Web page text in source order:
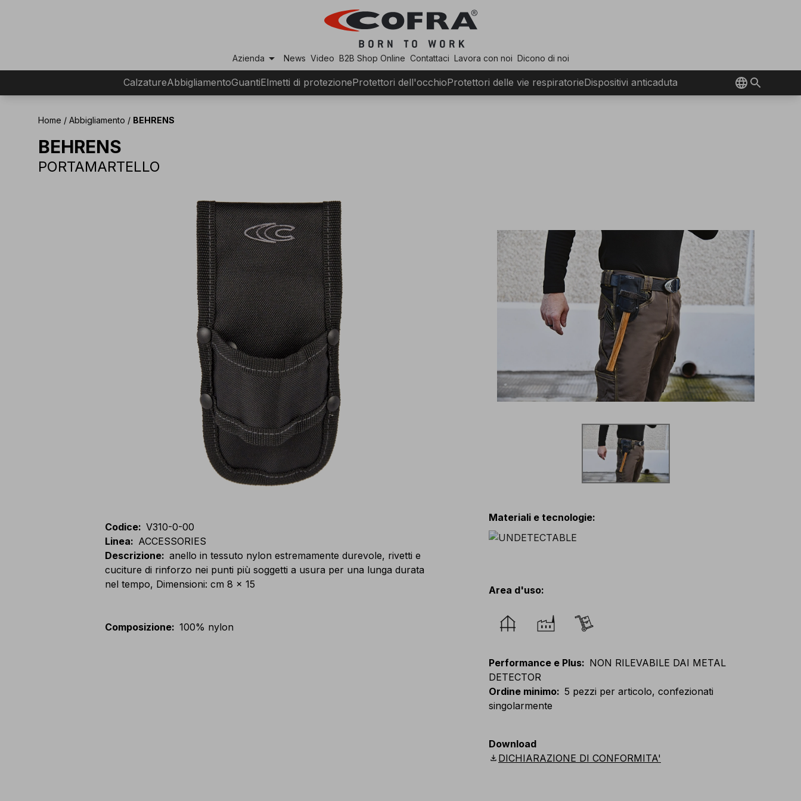
Azienda arrow_drop_down News Video B2B Shop Online Contattaci Lavora con noi Dicono di noi
CalzatureAbbigliamentoGuantiElmetti di protezioneProtettori dell'occhioProtettori delle vie respiratorieDispositivi anticaduta
Home / Abbigliamento / BEHRENS
BEHRENS
PORTAMARTELLO
Codice: V310-0-00
Linea: ACCESSORIES
Descrizione: anello in tessuto nylon estremamente durevole, rivetti e
cuciture di rinforzo nei punti più soggetti a usura per una lunga durata
nel tempo, Dimensioni: cm 8 x 15
Composizione: 100% nylon
Materiali e tecnologie:
Area d'uso:
Performance e Plus: NON RILEVABILE DAI METAL
DETECTOR
Ordine minimo: 5 pezzi per articolo, confezionati
singolarmente
Download
download DICHIARAZIONE DI CONFORMITA'